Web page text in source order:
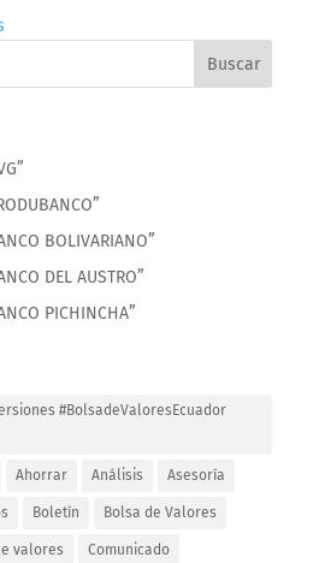
BOLIVARIANO”
DEL AUSTRO”
PICHINCHA”
#BolsadeValoresEcuador
Ahorrar Análisis Asesoría
Boletín Bolsa de Valores
valores Comunicado